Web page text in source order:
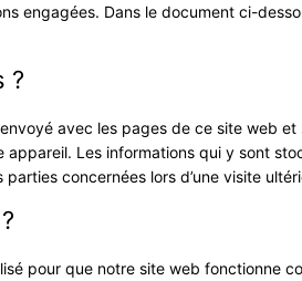
engagées. Dans le document ci-
?
avec les pages de ce site web
appareil. Les informations qui y sont
concernées lors d’une visite
pour que notre site web fonctionne